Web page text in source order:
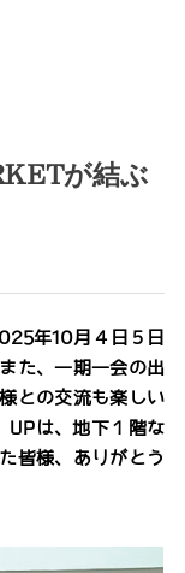
が結ぶ
年10月４日５日
た、一期一会の出
との交流も楽しい
UPは、地下１階な
皆様、ありがとう